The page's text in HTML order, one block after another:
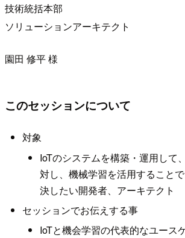
技術統括本部
ソリューションアーキテクト
園田 修平 様
このセッションについて
対象
IoTのシステムを構築・運用して
対し、機械学習を活用すること
決したい開発者、アーキテクト
セッションでお伝えする事
IoTと機会学習の代表的なユース